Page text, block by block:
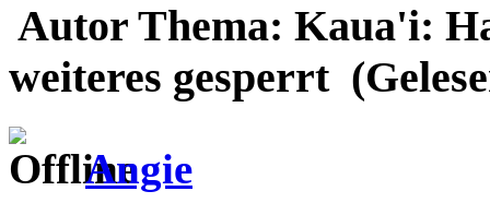
Autor Thema: Kaua'i:
weiteres gesperrt
Angie